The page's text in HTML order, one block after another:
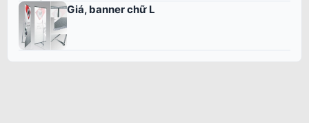
Giá, banner chữ L